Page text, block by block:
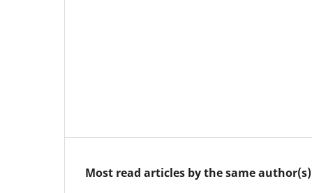
Most read articles by the same author(s)